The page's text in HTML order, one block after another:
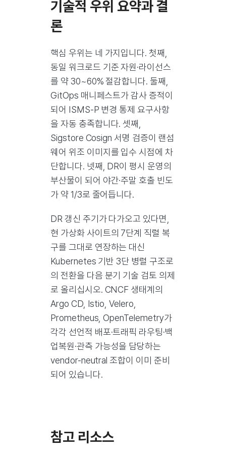
기술적 우위 요약과 결
론
핵심 우위는 네 가지입니다. 첫째,
동일 워크로드 기준 자원·라이선스
를 약 30~60% 절감합니다. 둘째,
GitOps 매니페스트가 감사 증적이
되어 ISMS-P 변경 통제 요구사항
을 자동 충족합니다. 셋째,
Sigstore Cosign 서명 검증이 랜섬
웨어 위조 이미지를 입수 시점에 차
단합니다. 넷째, DR이 평시 운영의
부산물이 되어 야간·주말 호출 빈도
가 약 1/3로 줄어듭니다.
DR 갱신 주기가 다가오고 있다면,
현 가상화 사이트의 7단계 직렬 복
구를 그대로 연장하는 대신
Kubernetes 기반 3단 병렬 구조로
의 전환을 다음 분기 기술 검토 의제
로 올리십시오. CNCF 생태계의
Argo CD, Istio, Velero,
Prometheus, OpenTelemetry가
각각 선언적 배포·트래픽 라우팅·백
업복원·관측 가능성을 담당하는
vendor-neutral 조합이 이미 준비
되어 있습니다.
참고 리소스